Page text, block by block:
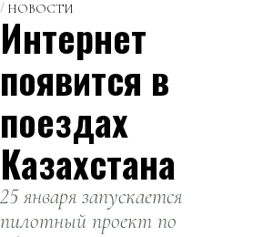
НОВОСТИ
Интернет
появится в
поездах
Казахстана
25 января запускается
пилотный проект по